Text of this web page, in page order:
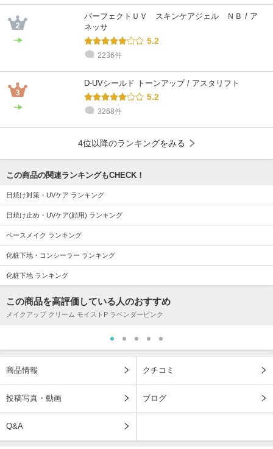
パーフェクトＵＶ スキンケアジェル ＮＢ / ア
ネッサ
5.2
2236件
D-UVシールド トーンアップ / アスタリフト
5.2
3268件
4位以降のランキングをみる
この商品の関連ランキングもCHECK！
日焼け対策・UVケア ランキング
日焼け止め・UVケア(顔用) ランキング
ベースメイク ランキング
化粧下地・コンシーラー ランキング
化粧下地 ランキング
この商品を高評価している人のおすすめ
メイクアップ クリーム モイストP ラベンダーピンク
商品情報 クチコミ
投稿写真・動画 ブログ
Q&A